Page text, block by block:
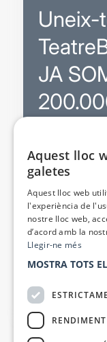
Uneix-
JA
Sortejos
Butlletins
Valora
Canal
Aquest lloc
galetes
Aquest lloc web
l'experiència de
nostre lloc web,
d’acord amb la
Llegir-ne més
MOSTRA TOTS
RENDIMENT